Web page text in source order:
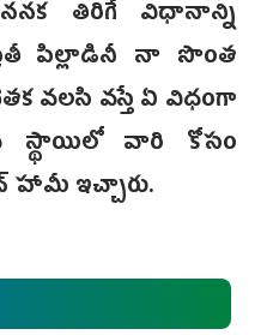
తిరిగే విధానాన్ని
పిల్లాడినీ నా సొంత
వలసి వస్తే ఏ విధంగా
స్థాయిలో వారి కోసం
హామీ ఇచ్చారు.